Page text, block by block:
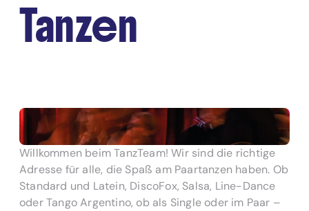
Tanzen
Willkommen beim TanzTeam! Wir sind die richtige
Adresse für alle, die Spaß am Paartanzen haben. Ob
Standard und Latein, DiscoFox, Salsa, Line-Dance
oder Tango Argentino, ob als Single oder im Paar –